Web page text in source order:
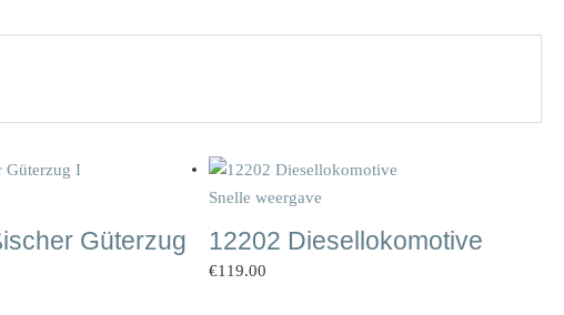
Güterzug
Snelle weergave
12202 Diesellokomotive
€119.00